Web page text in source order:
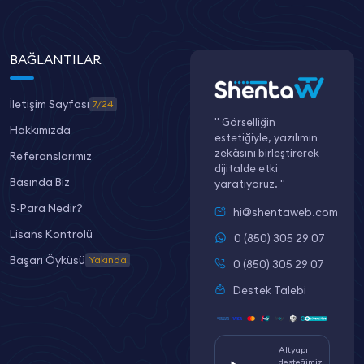
BAĞLANTILAR
İletişim Sayfası 7/24
Hakkımızda
Referanslarımız
Basında Biz
S-Para Nedir?
Lisans Kontrolü
Başarı Öyküsü Yakında
" Görselliğin
estetiğiyle, yazılımın
zekâsını birleştirerek
dijitalde etki
yaratıyoruz. "
hi@shentaweb.com
0 (850) 305 29 07
0 (850) 305 29 07
Destek Talebi
Altyapı
desteğimiz